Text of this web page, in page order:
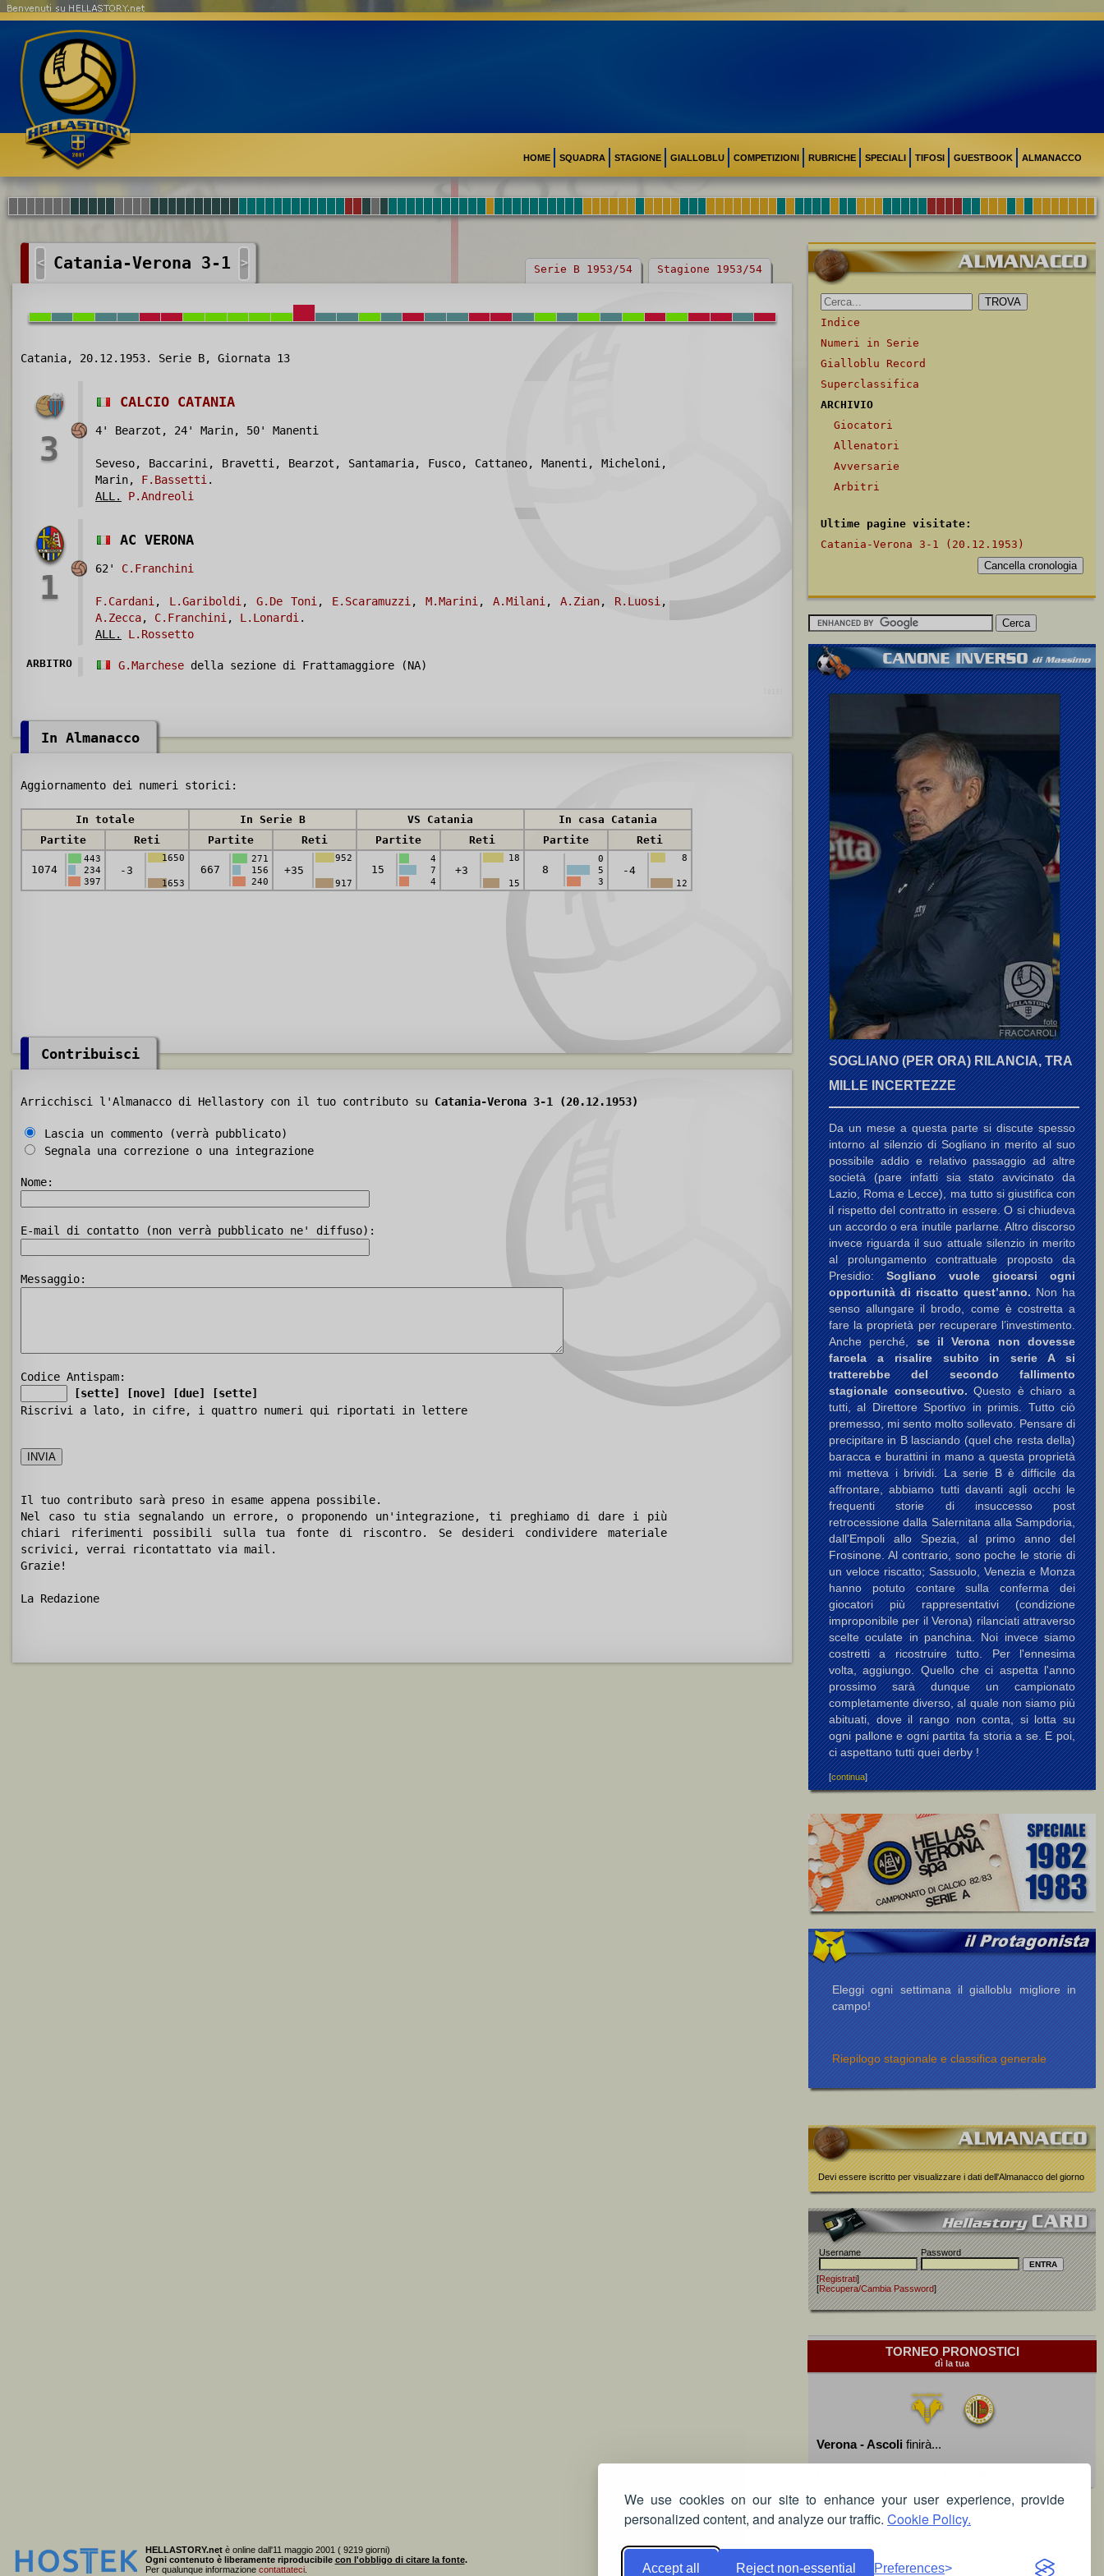
We use cookies on our site to enhance your user experience, provide
personalized content, and analyze our traffic. Cookie Policy.
Accept all Reject non-essential Preferences
HOME SQUADRA STAGIONE GIALLOBLU COMPETIZIONI RUBRICHE SPECIALI TIFOSI GUESTBOOK ALMANACCO
Benvenuti su HELLASTORY.net
< Catania-Verona 3-1 > Serie B 1953/54 Stagione 1953/54
Catania, 20.12.1953. Serie B, Giornata 13
3
CALCIO CATANIA
4' Bearzot, 24' Marin, 50' Manenti
Seveso, Baccarini, Bravetti, Bearzot, Santamaria, Fusco, Cattaneo, Manenti, Micheloni,
Marin, F.Bassetti .
ALL.
P.Andreoli
1
AC VERONA
62' C.Franchini
F.Cardani , L.Gariboldi , G.De Toni , E.Scaramuzzi , M.Marini , A.Milani , A.Zian, R.Luosi ,
A.Zecca, C.Franchini , L.Lonardi .
ALL.
L.Rossetto
ARBITRO G.Marchese della sezione di Frattamaggiore (NA)
In Almanacco
Aggiornamento dei numeri storici:
In totale In Serie B VS Catania
In casa Catania
Partite
Reti Partite Reti Partite Reti Partite Reti
1074
443
234
397
-3
1650
1653
667
271
156
240
+35
952
917
15
4
7
4
+3
18
15
8
0
5
3
-4
8
12
Contribuisci
Arricchisci l'Almanacco di Hellastory con il tuo contributo su Catania-Verona 3-1 (20.12.1953)
Lascia un commento (verrà pubblicato)
Segnala una correzione o una integrazione
Nome:
E-mail di contatto (non verrà pubblicato ne' diffuso):
Messaggio:
Codice Antispam:
[sette]
[nove] [due]
[sette]
Riscrivi a lato, in cifre, i quattro numeri qui riportati in lettere
Il tuo contributo sarà preso in esame appena possibile.
Nel caso tu stia segnalando un errore, o proponendo un'integrazione, ti preghiamo di dare i più
chiari riferimenti possibili sulla tua fonte di riscontro. Se desideri condividere materiale
scrivici, verrai ricontattato via mail.
Grazie!
La Redazione
Indice
Numeri in Serie
Gialloblu Record
Superclassifica
ARCHIVIO
Giocatori
Allenatori
Avversarie
Arbitri
Ultime pagine visitate:
Catania-Verona 3-1 (20.12.1953)
SOGLIANO (PER ORA) RILANCIA, TRA
MILLE INCERTEZZE
Da un mese a questa parte si discute spesso
intorno al silenzio di Sogliano in merito al suo
possibile addio e relativo passaggio ad altre
società (pare infatti sia stato avvicinato da
Lazio, Roma e Lecce), ma tutto si giustifica con
il rispetto del contratto in essere. O si chiudeva
un accordo o era inutile parlarne. Altro discorso
invece riguarda il suo attuale silenzio in merito
al prolungamento contrattuale proposto da
Presidio:Sogliano vuole giocarsi ogni
opportunità di riscatto quest’anno.Non ha
senso allungare il brodo, come è costretta a
fare la proprietà per recuperare l’investimento.
Anche perché,se il Verona non dovesse
farcela a risalire subito in serie A si
tratterebbe del secondo fallimento
stagionale consecutivo.Questo è chiaro a
tutti, al Direttore Sportivo in primis. Tutto ciò
premesso, mi sento molto sollevato. Pensare di
precipitare in B lasciando (quel che resta della)
baracca e burattini in mano a questa proprietà
mi metteva i brividi. La serie B è difficile da
affrontare, abbiamo tutti davanti agli occhi le
frequenti storie di insuccesso post
retrocessione dalla Salernitana alla Sampdoria,
dall'Empoli allo Spezia, al primo anno del
Frosinone. Al contrario, sono poche le storie di
un veloce riscatto; Sassuolo, Venezia e Monza
hanno potuto contare sulla conferma dei
giocatori più rappresentativi (condizione
improponibile per il Verona) rilanciati attraverso
scelte oculate in panchina. Noi invece siamo
costretti a ricostruire tutto. Per l'ennesima
volta, aggiungo. Quello che ci aspetta l'anno
prossimo sarà dunque un campionato
completamente diverso, al quale non siamo più
abituati, dove il rango non conta, si lotta su
ogni pallone e ogni partita fa storia a se. E poi,
ci aspettano tutti quei derby !
[continua]
Eleggi ogni settimana il gialloblu migliore in
campo!
Riepilogo stagionale e classifica generale
Devi essere iscritto per visualizzare i dati dell'Almanacco del giorno
Username Password
[Registrati]
[Recupera/Cambia Password]
TORNEO PRONOSTICI
dì la tua
Verona - Ascoli finirà...
HELLASTORY.netè online dall'11 maggio 2001 ( 9219 giorni)
Ogni contenuto è liberamente riproducibile con l'obbligo di citare la fonte.
Per qualunque informazione contattateci.